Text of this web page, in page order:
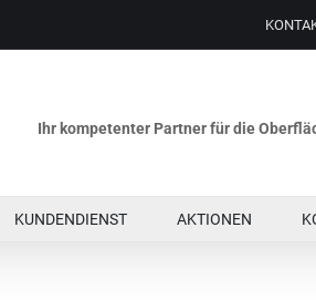
Ihr kompetenter Partner für die
KUNDENDIENST AKTIONEN